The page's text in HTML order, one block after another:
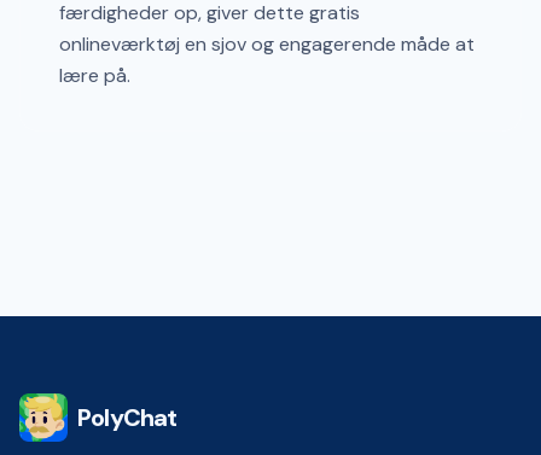
færdigheder op, giver dette gratis
onlineværktøj en sjov og engagerende måde at
lære på.
PolyChat